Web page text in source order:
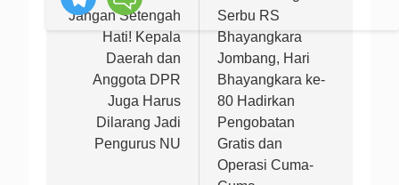
Jangan Setengah
Hati! Kepala
Daerah dan
Anggota DPR
Juga Harus
Dilarang Jadi
Pengurus NU
Serbu RS
Bhayangkara
Jombang, Hari
Bhayangkara ke-
80 Hadirkan
Pengobatan
Gratis dan
Operasi Cuma-